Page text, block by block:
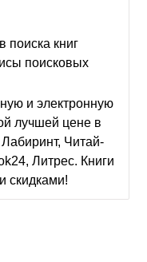
поиска книг
поисковых
и электронную
лучшей цене в
Читай-
Литрес. Книги
скидками!